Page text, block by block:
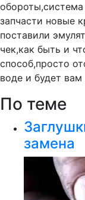
запчасти новые
поставили
чек,как быть и
способ,просто
воде и будет
По теме
замена